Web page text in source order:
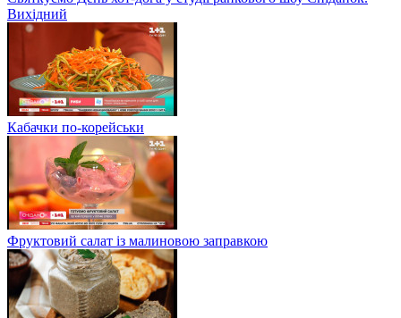
Вихідний
Кабачки по-корейськи
Фруктовий салат із малиновою заправкою